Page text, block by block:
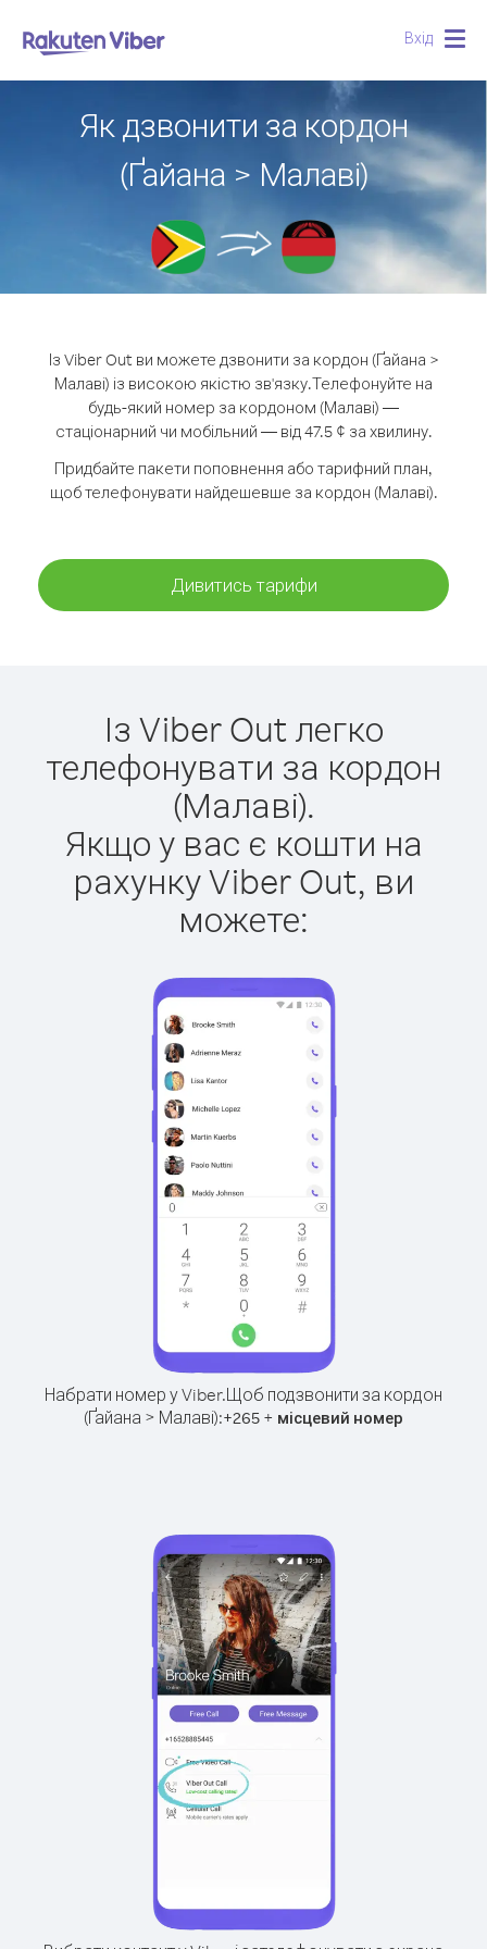
Вхід
Як дзвонити за кордон
(Ґайана > Малаві)
Із Viber Out ви можете дзвонити за кордон (Ґайана >
Малаві) із високою якістю зв'язку.Телефонуйте на
будь-який номер за кордоном (Малаві) —
стаціонарний чи мобільний — від 47.5 ¢ за хвилину.
Придбайте пакети поповнення або тарифний план,
щоб телефонувати найдешевше за кордон (Малаві).
Дивитись тарифи
Із Viber Out легко
телефонувати за кордон
(Малаві).
Якщо у вас є кошти на
рахунку Viber Out, ви
можете:
Набрати номер у Viber.Щоб подзвонити за кордон
(Ґайана > Малаві):+265 + місцевий номер